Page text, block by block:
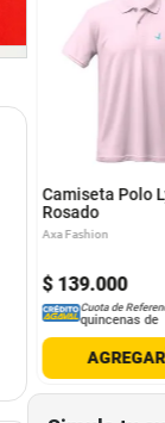
Camiseta Polo
Rosado
Axa Fashion
$ 139.000
Cuota de
quincenas de
AGREGAR